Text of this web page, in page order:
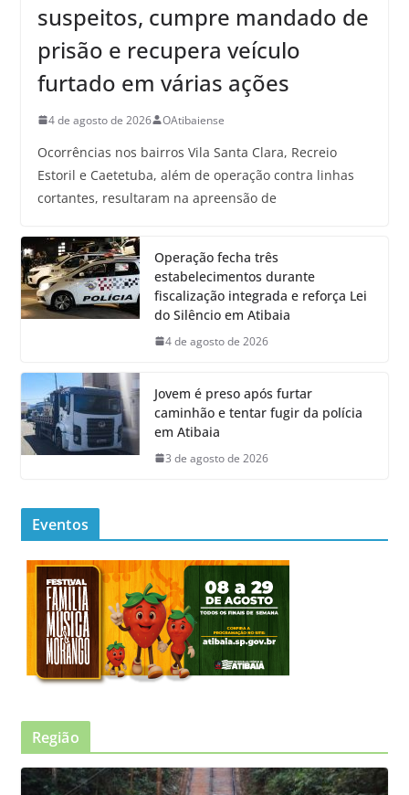
suspeitos, cumpre mandado de
prisão e recupera veículo
furtado em várias ações
4 de agosto de 2026 OAtibaiense
Ocorrências nos bairros Vila Santa Clara, Recreio
Estoril e Caetetuba, além de operação contra linhas
cortantes, resultaram na apreensão de
Operação fecha três
estabelecimentos durante
fiscalização integrada e reforça Lei
do Silêncio em Atibaia
4 de agosto de 2026
Jovem é preso após furtar
caminhão e tentar fugir da polícia
em Atibaia
3 de agosto de 2026
Eventos
Região